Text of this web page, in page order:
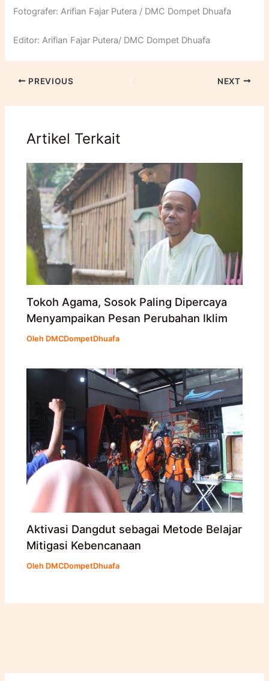
Fotografer: Arifian Fajar Putera / DMC Dompet Dhuafa
Editor: Arifian Fajar Putera/ DMC Dompet Dhuafa
PREVIOUS NEXT
Artikel Terkait
Tokoh Agama, Sosok Paling Dipercaya
Menyampaikan Pesan Perubahan Iklim
Oleh DMCDompetDhuafa
Aktivasi Dangdut sebagai Metode Belajar
Mitigasi Kebencanaan
Oleh DMCDompetDhuafa